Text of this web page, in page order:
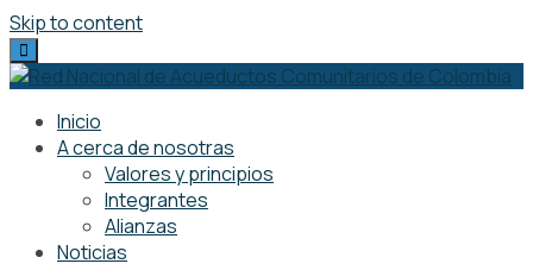
Skip to content
Inicio
A cerca de nosotras
Valores y principios
Integrantes
Alianzas
Noticias